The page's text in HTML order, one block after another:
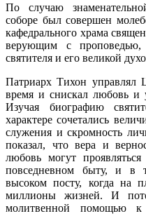
По случаю
соборе был совершен
кафедрального храма
верующим с
святителя и его великой
Патриарх Тихон управлял
время и снискал любовь и
Изучая биографию
характере сочетались
служения и скромность
показал, что вера и
любовь могут
повседневном быту, и в
высоком посту, когда на
миллионы жизней. И
молитвенной помощью